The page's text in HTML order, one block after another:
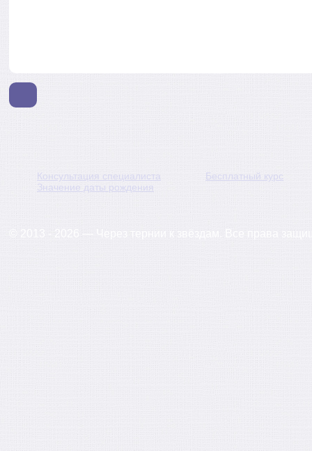
Консультация специалиста
Бесплатный курс
Значение даты рождения
© 2013 - 2026 — Через тернии к звёздам. Все права